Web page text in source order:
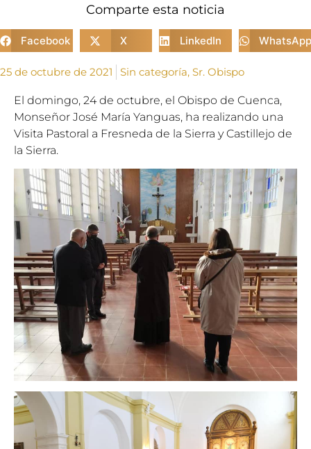
Comparte esta noticia
Facebook X LinkedIn WhatsApp
25 de octubre de 2021 Sin categoría, Sr. Obispo
El domingo, 24 de octubre, el Obispo de Cuenca,
Monseñor José María Yanguas, ha realizando una
Visita Pastoral a Fresneda de la Sierra y Castillejo de
la Sierra.